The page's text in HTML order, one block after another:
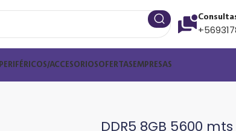
PERIFÉRICOS/ACCESORIOSOFERTAS EMPRESAS
DDR5 8GB 5600